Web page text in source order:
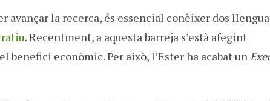
avançar la recerca, és essencial conèixer dos
. Recentment, a aquesta barreja s’està afegint
benefici econòmic. Per això, l’Ester ha acabat un